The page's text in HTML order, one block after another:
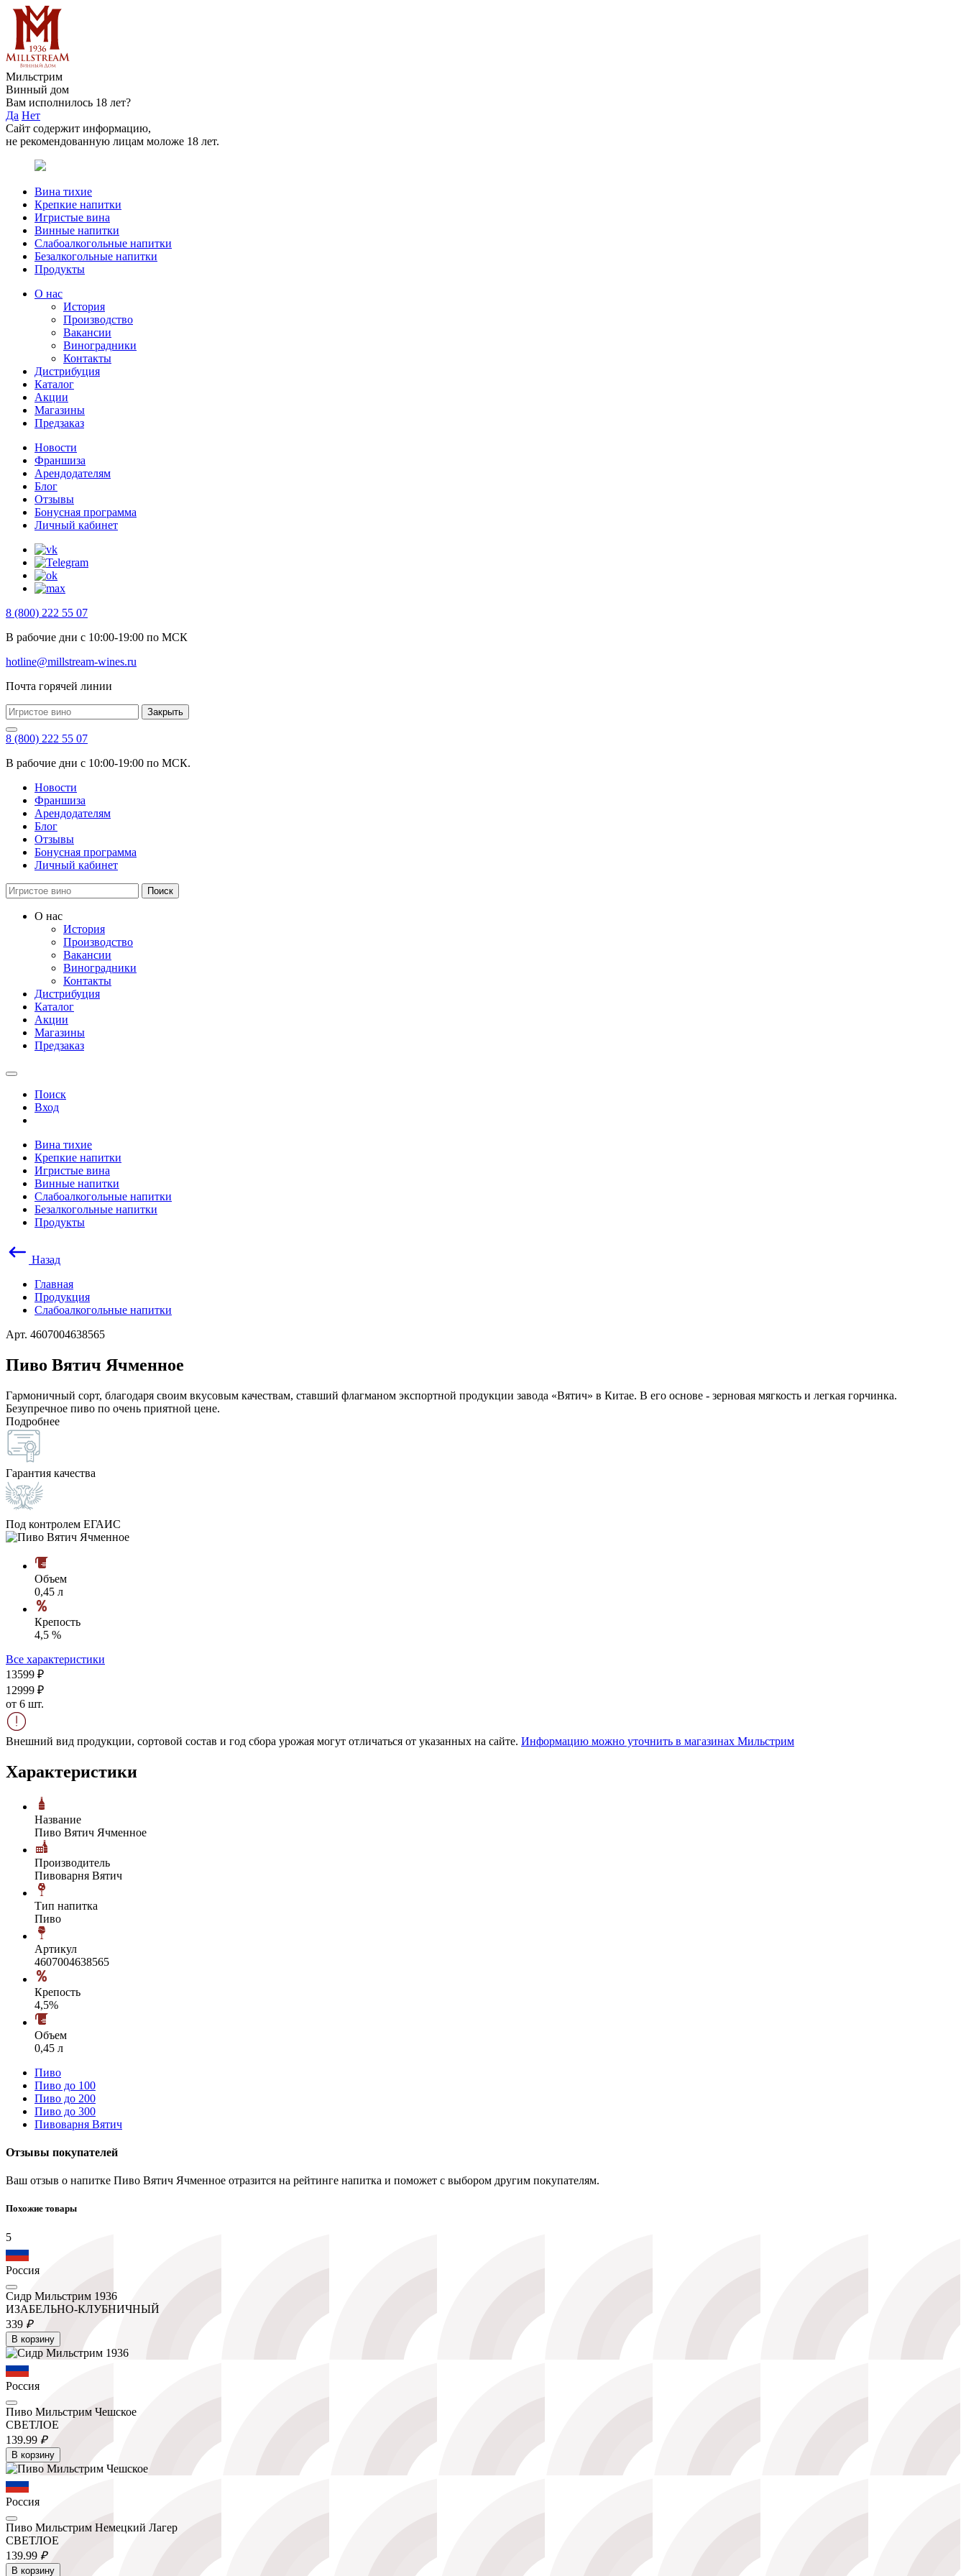
Мильстрим
Винный дом
Вам исполнилось 18 лет?
Да Нет
Сайт содержит информацию,
не рекомендованную лицам моложе 18 лет.
Вина тихие
Крепкие напитки
Игристые вина
Винные напитки
Слабоалкогольные напитки
Безалкогольные напитки
Продукты
О нас
История
Производство
Вакансии
Виноградники
Контакты
Дистрибуция
Каталог
Акции
Магазины
Предзаказ
Новости
Франшиза
Арендодателям
Блог
Отзывы
Бонусная программа
Личный кабинет
8 (800) 222 55 07
В рабочие дни с 10:00-19:00 по МСК
hotline@millstream-wines.ru
Почта горячей линии
Закрыть
8 (800) 222 55 07
В рабочие дни с 10:00-19:00 по МСК.
Новости
Франшиза
Арендодателям
Блог
Отзывы
Бонусная программа
Личный кабинет
Поиск
О нас
История
Производство
Вакансии
Виноградники
Контакты
Дистрибуция
Каталог
Акции
Магазины
Предзаказ
Поиск
Вход
Вина тихие
Крепкие напитки
Игристые вина
Винные напитки
Слабоалкогольные напитки
Безалкогольные напитки
Продукты
Назад
Главная
Продукция
Слабоалкогольные напитки
Арт. 4607004638565
Пиво Вятич Ячменное
Гармоничный сорт, благодаря своим вкусовым качествам, ставший флагманом экспортной продукции завода «Вятич» в Китае. В его основе - зерновая мягкость и легкая горчинка.
Безупречное пиво по очень приятной цене.
Подробнее
Гарантия качества
Под контролем ЕГАИС
Объем
0,45 л
Крепость
4,5 %
Все характеристики
13599 ₽
12999 ₽
от 6 шт.
Внешний вид продукции, сортовой состав и год сбора урожая могут отличаться от указанных на сайте. Информацию можно уточнить в магазинах Мильстрим
Характеристики
Название
Пиво Вятич Ячменное
Производитель
Пивоварня Вятич
Тип напитка
Пиво
Артикул
4607004638565
Крепость
4,5%
Объем
0,45 л
Пиво
Пиво до 100
Пиво до 200
Пиво до 300
Пивоварня Вятич
Отзывы покупателей
Ваш отзыв о напитке Пиво Вятич Ячменное отразится на рейтинге напитка и поможет с выбором другим покупателям.
Похожие товары
5
Россия
Сидр Мильстрим 1936
ИЗАБЕЛЬНО-КЛУБНИЧНЫЙ
339 ₽
В корзину
Россия
Пиво Мильстрим Чешское
СВЕТЛОЕ
139.99 ₽
В корзину
Россия
Пиво Мильстрим Немецкий Лагер
СВЕТЛОЕ
139.99 ₽
В корзину